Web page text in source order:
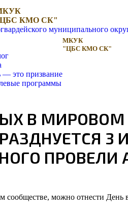
КМО СК"
МКУК
"ЦБС КМО СК"
— это призвание
программы
В
3
ПРОВЕЛИ
можно отнести